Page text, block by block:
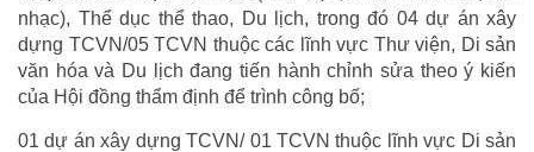
nhạc), Thể dục thể thao, Du lịch, trong đó 04 dự án xây
dựng TCVN/05 TCVN thuộc các lĩnh vực Thư viện, Di sản
văn hóa và Du lịch đang tiến hành chỉnh sửa theo ý kiến
của Hội đồng thẩm định để trình công bố;
01 dự án xây dựng TCVN/ 01 TCVN thuộc lĩnh vực Di sản